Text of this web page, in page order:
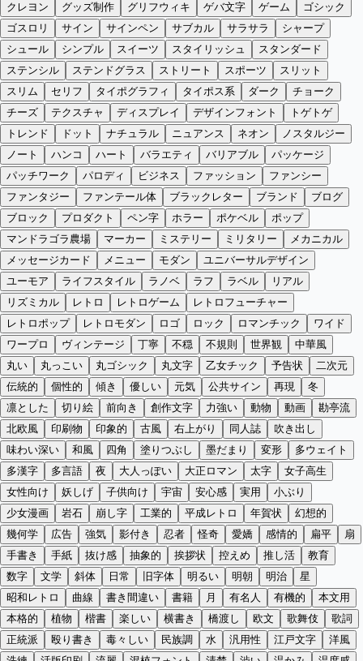
クレヨン
グッズ制作 グリフウィキ ゲバ文字 ゲーム
ゴシック
ゴスロリ
サイン サインペン サブカル サラサラ
シャープ
シュール
シンプル スイーツ スタイリッシュ
スタンダード
ステンシル
ステンドグラス ストリート スポーツ
スリット
スリム
セリフ タイポグラフィ タイポス系 ダーク
チョーク
チーズ
テクスチャ ディスプレイ デザインフォント
トゲトゲ
トレンド
ドット ナチュラル ニュアンス ネオン
ノスタルジー
ノート
ハンコ ハート バラエティ バリアブル
パッケージ
パッチワーク
パロディ ビジネス ファッション
ファンシー
ファンタジー
ファンテール体 ブラックレター ブランド
ブログ
ブロック
プロダクト ペン字 ホラー ポケベル
ポップ
マンドラゴラ農場
マーカー ミステリー ミリタリー
メカニカル
メッセージカード
メニュー モダン
ユニバーサルデザイン
ユーモア
ライフスタイル ラノベ ラフ ラベル
リアル
リズミカル
レトロ レトロゲーム
レトロフューチャー
レトロポップ
レトロモダン ロゴ ロック ロマンチック
ワイド
ワープロ
ヴィンテージ 丁寧 不穏 不規則 世界観
中華風
丸い
丸っこい 丸ゴシック 丸文字 乙女チック 予告状
二次元
伝統的
個性的 傾き 優しい 元気 公共サイン 再現
冬
凛とした
切り絵 前向き 創作文字 力強い 動物 動画
勘亭流
北欧風
印刷物 印象的 古風 右上がり 同人誌
吹き出し
味わい深い
和風 四角 塗りつぶし 墨だまり 変形
多ウェイト
多漢字
多言語 夜 大人っぽい 大正ロマン 太字
女子高生
女性向け
妖しげ 子供向け 宇宙 安心感 実用
小ぶり
少女漫画
岩石 崩し字 工業的 平成レトロ 年賀状
幻想的
幾何学
広告 強気 影付き 忍者 怪奇 愛嬌 感情的 扁平
扇
手書き
手紙 抜け感 抽象的 挨拶状 控えめ 推し活
教育
数字
文学 斜体 日常 旧字体 明るい 明朝 明治
星
昭和レトロ
曲線 書き間違い 書籍 月 有名人 有機的
本文用
本格的
植物 楷書 楽しい 横書き 橋渡し 欧文 歌舞伎
歌詞
正統派
殴り書き 毒々しい 民族調 水 汎用性 江戸文字
洋風